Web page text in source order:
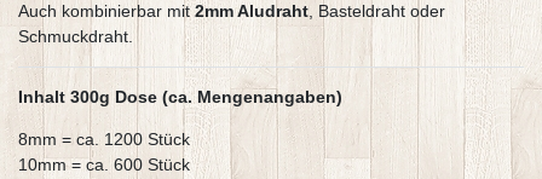
Auch kombinierbar mit2mm Aludraht, Basteldraht oder
Schmuckdraht.
Inhalt 300g Dose (ca. Mengenangaben)
8mm = ca. 1200 Stück
10mm = ca. 600 Stück